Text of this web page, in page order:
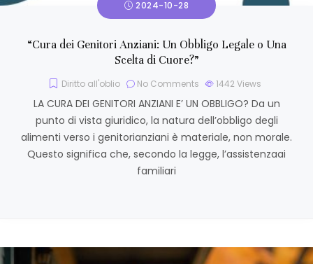
2024-10-28
“Cura dei Genitori Anziani: Un Obbligo Legale o Una
Scelta di Cuore?”
Diritto all'oblio No Comments 1442 Views
LA CURA DEI GENITORI ANZIANI E’ UN OBBLIGO? Da un
punto di vista giuridico, la natura dell’obbligo degli
alimenti verso i genitorianziani è materiale, non morale.
Questo significa che, secondo la legge, l’assistenzaai
familiari